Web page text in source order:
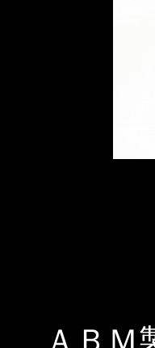
ＡＢ